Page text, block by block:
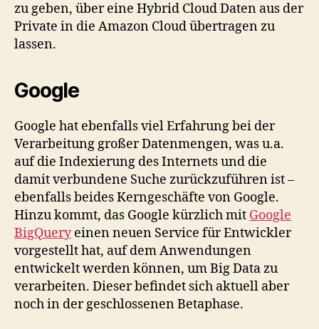
zu geben, über eine Hybrid Cloud Daten aus der
Private in die Amazon Cloud übertragen zu
lassen.
Google
Google hat ebenfalls viel Erfahrung bei der
Verarbeitung großer Datenmengen, was u.a.
auf die Indexierung des Internets und die
damit verbundene Suche zurückzuführen ist –
ebenfalls beides Kerngeschäfte von Google.
Hinzu kommt, das Google kürzlich mit Google
BigQueryeinen neuen Service für Entwickler
vorgestellt hat, auf dem Anwendungen
entwickelt werden können, um Big Data zu
verarbeiten. Dieser befindet sich aktuell aber
noch in der geschlossenen Betaphase.